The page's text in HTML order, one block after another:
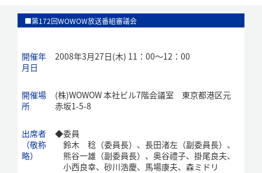
■第172回WOWOW放送番組審議会
開催年
月日
2008年3月27日(木) 11：00～12：00
開催場
所
(株)WOWOW 本社ビル7階会議室 東京都港区元
赤坂1-5-8
出席者
（敬称
略）
◆委員
鈴木 稔（委員長）、長田渚左（副委員長）、
熊谷一雄（副委員長）、奥谷禮子、掛尾良夫、
小西良幸、砂川浩慶、馬場康夫、森ミドリ